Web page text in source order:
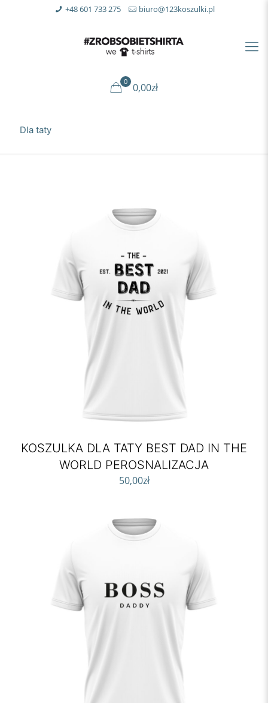
+48 601 733 275 biuro@123koszulki.pl
0 0,00zł
Dla taty
KOSZULKA DLA TATY BEST DAD IN THE
WORLD PEROSNALIZACJA
50,00zł